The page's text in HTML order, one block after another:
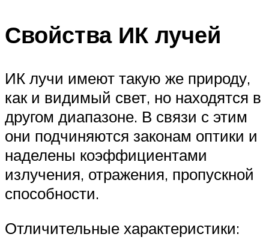
Свойства ИК лучей
ИК лучи имеют такую же природу,
как и видимый свет, но находятся в
другом диапазоне. В связи с этим
они подчиняются законам оптики и
наделены коэффициентами
излучения, отражения, пропускной
способности.
Отличительные характеристики: